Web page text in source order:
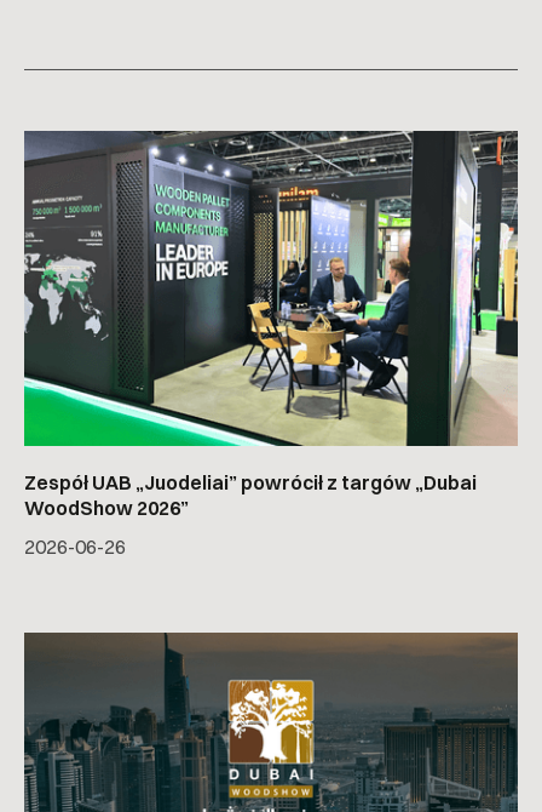
Zespół UAB „Juodeliai” powrócił z targów „Dubai
WoodShow 2026”
2026-06-26